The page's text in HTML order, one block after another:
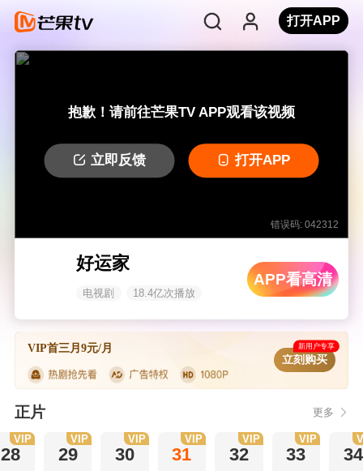
打开APP
抱歉！请前往芒果TV APP观看该视频
立即反馈 打开APP
错误码: 042312
好运家
电视剧 18.4亿次播放
APP看高清
VIP首三月9元/月 新用户专享
立刻购买
正片 更多
28
VIP
29
VIP
30
VIP
31
VIP
32
VIP
33
VIP
34